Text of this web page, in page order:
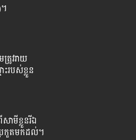
រូវរាយ
របស់ខ្លួន
ាមីខ្លួនរីឯ
ប្រកួតមកដល់។